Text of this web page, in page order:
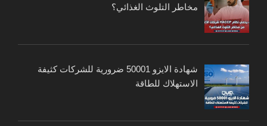
مخاطر التلوث الغذائي؟
شهادة الايزو 50001 ضرورية للشركات كثيفة
الاستهلاك للطاقة